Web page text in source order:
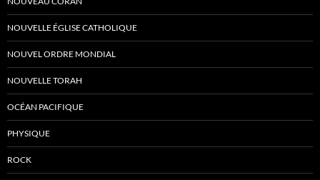
NOUVELLE ÉGLISE CATHOLIQUE
NOUVEL ORDRE MONDIAL
NOUVELLE TORAH
OCÉAN PACIFIQUE
PHYSIQUE
ROCK